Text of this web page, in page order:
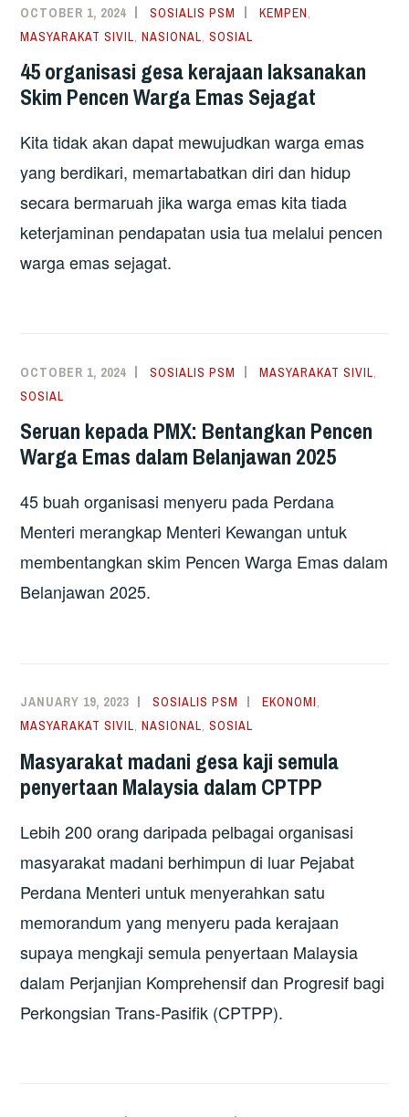
OCTOBER 1, 2024 SOSIALIS PSM KEMPEN,
MASYARAKAT SIVIL,NASIONAL,SOSIAL
45 organisasi gesa kerajaan laksanakan
Skim Pencen Warga Emas Sejagat
Kita tidak akan dapat mewujudkan warga emas
yang berdikari, memartabatkan diri dan hidup
secara bermaruah jika warga emas kita tiada
keterjaminan pendapatan usia tua melalui pencen
warga emas sejagat.
OCTOBER 1, 2024 SOSIALIS PSM MASYARAKAT SIVIL,
SOSIAL
Seruan kepada PMX: Bentangkan Pencen
Warga Emas dalam Belanjawan 2025
45 buah organisasi menyeru pada Perdana
Menteri merangkap Menteri Kewangan untuk
membentangkan skim Pencen Warga Emas dalam
Belanjawan 2025.
JANUARY 19, 2023 SOSIALIS PSM EKONOMI,
MASYARAKAT SIVIL,NASIONAL,SOSIAL
Masyarakat madani gesa kaji semula
penyertaan Malaysia dalam CPTPP
Lebih 200 orang daripada pelbagai organisasi
masyarakat madani berhimpun di luar Pejabat
Perdana Menteri untuk menyerahkan satu
memorandum yang menyeru pada kerajaan
supaya mengkaji semula penyertaan Malaysia
dalam Perjanjian Komprehensif dan Progresif bagi
Perkongsian Trans-Pasifik (CPTPP).